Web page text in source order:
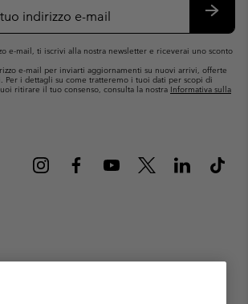
e-mail, ti iscrivi alla nostra newsletter e riceverai uno sconto
e-mail per inviarti aggiornamenti su nuovi arrivi, offerte
Per i dettagli su come tratteremo i tuoi dati per scopi di
ritirare il tuo consenso, consulta la nostra Informativa sulla